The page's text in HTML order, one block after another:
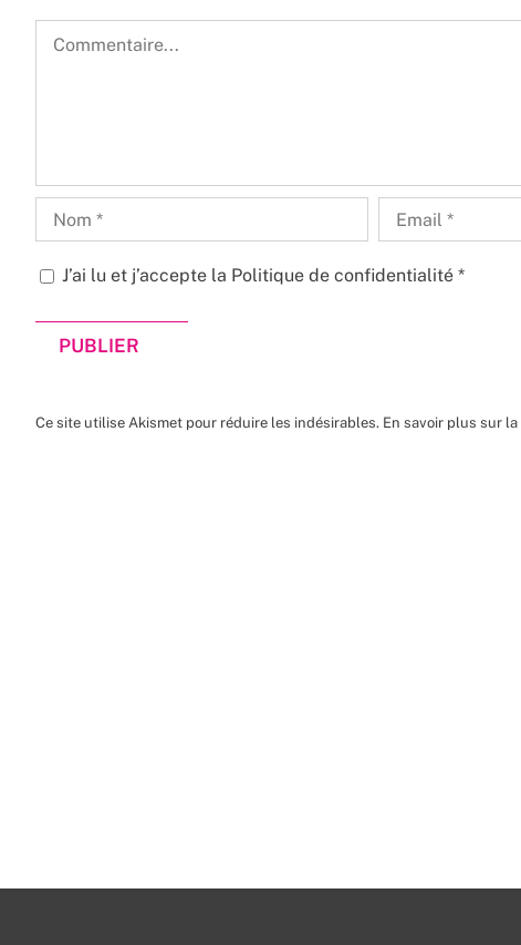
J’ai lu et j’accepte la Politique de confidentialité *
Ce site utilise Akismet pour réduire les indésirables. En savoir plus sur